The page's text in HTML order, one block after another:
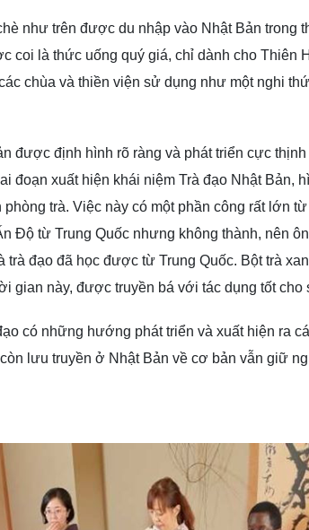
như trên được du nhập vào Nhật Bản trong
coi là thức uống quý giá, chỉ dành cho Thiên
chùa và thiền viện sử dụng như một nghi
được định hình rõ ràng và phát triển cực
đoạn xuất hiện khái niệm Trà đạo Nhật Bản,
trà. Việc này có một phần công rất lớn
Độ từ Trung Quốc nhưng không thành, nên
trà đạo đã học được từ Trung Quốc. Bột trà
gian này, được truyền bá với tác dụng tốt cho
có những hướng phát triển và xuất hiện ra
lưu truyền ở Nhật Bản về cơ bản vẫn giữ